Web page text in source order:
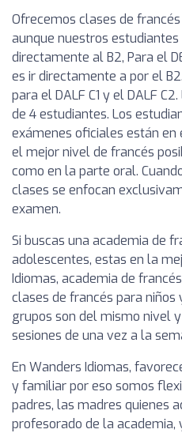
Ofrecemos clases de francés
aunque nuestros
directamente al B2, Para el
es ir directamente a por el
para el DALF C1 y el DALF
de 4 estudiantes. Los
exámenes oficiales están
el mejor nivel de francés
como en la parte oral.
clases se enfocan
examen.
Si buscas una academia de
adolescentes, estas en la
Idiomas, academia de
clases de francés para niños
grupos son del mismo nivel
sesiones de una vez a la
En Wanders Idiomas,
y familiar por eso somos
padres, las madres quienes
profesorado de la